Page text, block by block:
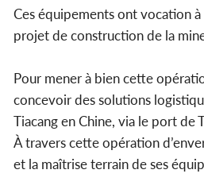
Ces équipements ont vocation
projet de construction de la
Pour mener à bien cette
concevoir des solutions
Tiacang en Chine, via le port de
À travers cette opération
et la maîtrise terrain de ses